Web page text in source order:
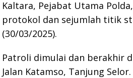
Kaltara, Pejabat Utama
protokol dan sejumlah titik
(30/03/2025).
Patroli dimulai dan berakhir
Jalan Katamso, Tanjung